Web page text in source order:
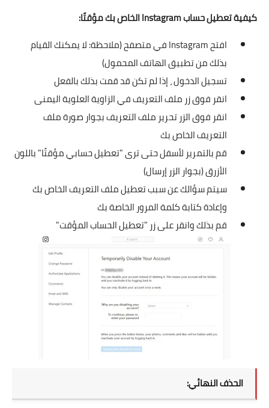
كيفية تعطيل حساب Instagram الخاص بك مؤقتًا:
افتح Instagram في متصفح (ملاحظة: لا يمكنك القيام
بذلك من تطبيق الهاتف المحمول)
تسجيل الدخول ، إذا لم تكن قد قمت بذلك بالفعل
انقر فوق زر ملف التعريف في الزاوية العلوية اليمنى
انقر فوق الزر تحرير ملف التعريف بجوار صورة ملف
التعريف الخاص بك
قم بالتمرير لأسفل حتى ترى "تعطيل حسابي مؤقتًا" باللون
الأزرق (بجوار الزر إرسال)
سيتم سؤالك عن سبب تعطيل ملف التعريف الخاص بك
وإعادة كتابة كلمة المرور الخاصة بك
قم بذلك وانقر على زر "تعطيل الحساب المؤقت"
الحذف النهائي: